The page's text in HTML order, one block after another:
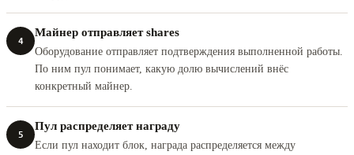
4
Майнер отправляет shares
Оборудование отправляет подтверждения выполненной работы.
По ним пул понимает, какую долю вычислений внёс
конкретный майнер.
5
Пул распределяет награду
Если пул находит блок, награда распределяется между